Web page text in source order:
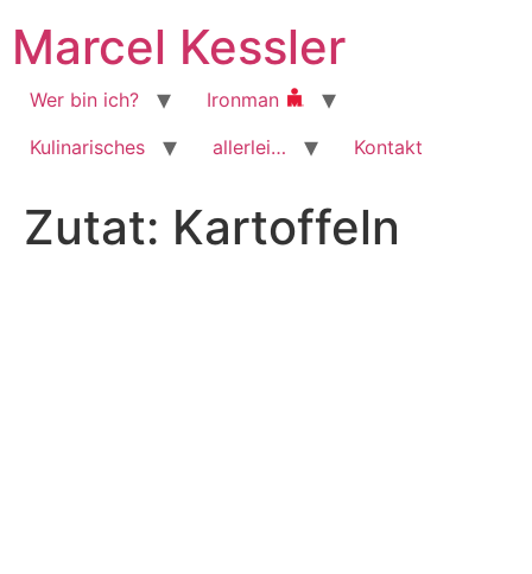
Inhalt
wechseln
Marcel Kessler
Wer bin ich?
Ironman
Kulinarisches
allerlei… Kontakt
Zutat: Kartoffeln